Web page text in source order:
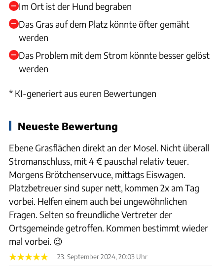
Im Ort ist der Hund begraben
Das Gras auf dem Platz könnte öfter gemäht
werden
Das Problem mit dem Strom könnte besser gelöst
werden
* KI-generiert aus euren Bewertungen
Neueste Bewertung
Ebene Grasflächen direkt an der Mosel. Nicht überall
Stromanschluss, mit 4 € pauschal relativ teuer.
Morgens Brötchenservuce, mittags Eiswagen.
Platzbetreuer sind super nett, kommen 2x am Tag
vorbei. Helfen einem auch bei ungewöhnlichen
Fragen. Selten so freundliche Vertreter der
Ortsgemeinde getroffen. Kommen bestimmt wieder
mal vorbei. 😉
23. September 2024, 20:03 Uhr